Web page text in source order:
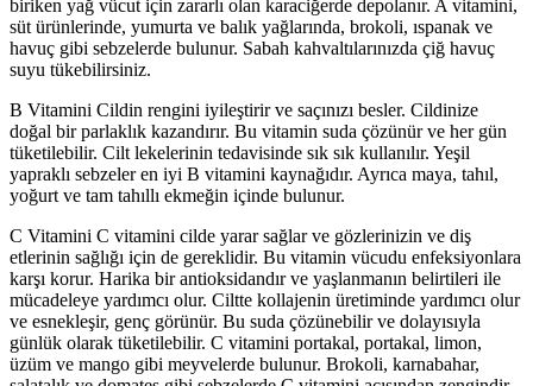
biriken yağ vücut için zararlı olan karaciğerde depolanır. A vitamini,
süt ürünlerinde, yumurta ve balık yağlarında, brokoli, ıspanak ve
havuç gibi sebzelerde bulunur. Sabah kahvaltılarınızda çiğ havuç
suyu tükebilirsiniz.
B Vitamini Cildin rengini iyileştirir ve saçınızı besler. Cildinize
doğal bir parlaklık kazandırır. Bu vitamin suda çözünür ve her gün
tüketilebilir. Cilt lekelerinin tedavisinde sık sık kullanılır. Yeşil
yapraklı sebzeler en iyi B vitamini kaynağıdır. Ayrıca maya, tahıl,
yoğurt ve tam tahıllı ekmeğin içinde bulunur.
C Vitamini C vitamini cilde yarar sağlar ve gözlerinizin ve diş
etlerinin sağlığı için de gereklidir. Bu vitamin vücudu enfeksiyonlara
karşı korur. Harika bir antioksidandır ve yaşlanmanın belirtileri ile
mücadeleye yardımcı olur. Ciltte kollajenin üretiminde yardımcı olur
ve esnekleşir, genç görünür. Bu suda çözünebilir ve dolayısıyla
günlük olarak tüketilebilir. C vitamini portakal, portakal, limon,
üzüm ve mango gibi meyvelerde bulunur. Brokoli, karnabahar,